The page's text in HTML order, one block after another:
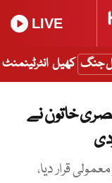
LIVE
جنگ کھیل انٹرٹینمنٹ
خاتون نے
قرار دیا،